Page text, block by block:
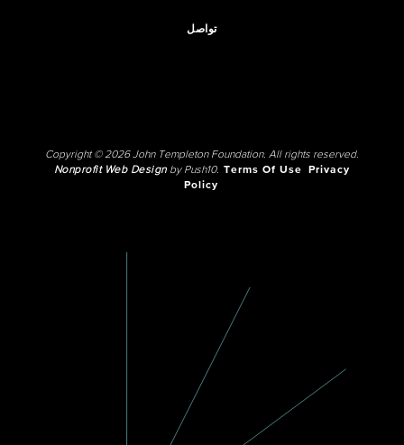
تواصل
Copyright © 2026 John Templeton Foundation. All rights reserved.
Nonprofit Web Designby Push10. Terms Of Use
Privacy
Policy